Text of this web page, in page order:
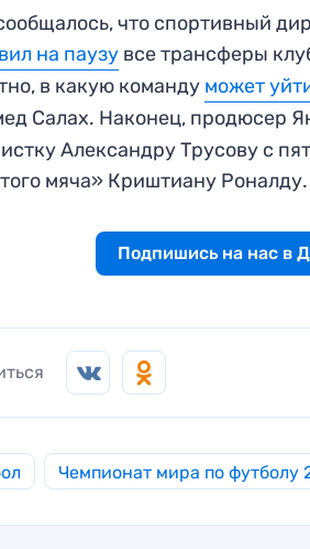
что спортивный
на паузу все трансферы
в какую команду может
Салах. Наконец, продюсер
Александру Трусову с
мяча» Криштиану Роналду.
Подпишись на нас в
Чемпионат мира по футболу